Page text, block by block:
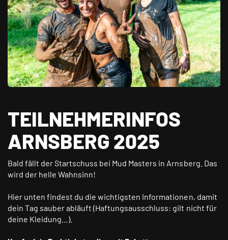
TEILNEHMERINFOS
ARNSBERG 2025
Bald fällt der Startschuss bei Mud Masters in Arnsberg. Das
wird der helle Wahnsinn!
Hier unten findest du die wichtigsten Informationen, damit
dein Tag sauber abläuft (Haftungsausschluss: gilt nicht für
deine Kleidung…).